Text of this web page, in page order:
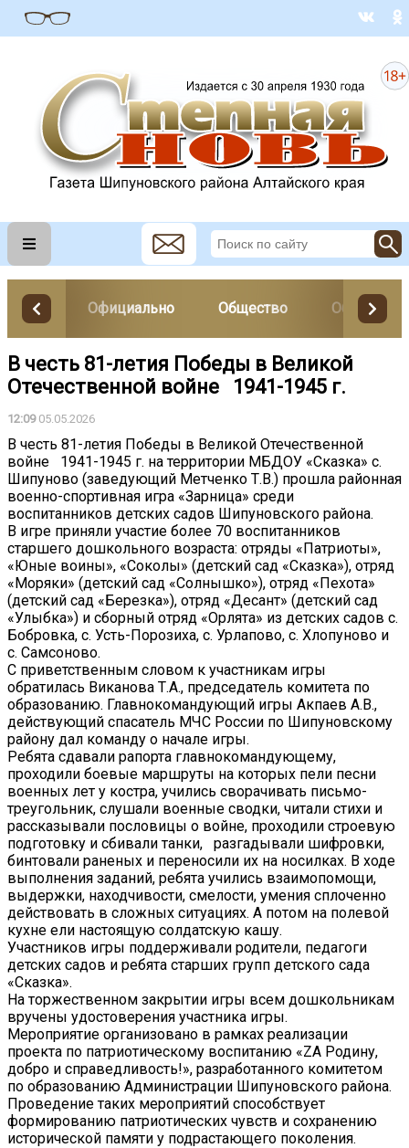
Официально Общество
В честь 81-летия Победы в Великой
Отечественной войне 1941-1945 г.
12:0905.05.2026
В честь 81-летия Победы в Великой Отечественной
войне 1941-1945 г. на территории МБДОУ «Сказка» с.
Шипуново (заведующий Метченко Т.В.) прошла районная
военно-спортивная игра «Зарница» среди
воспитанников детских садов Шипуновского района.
В игре приняли участие более 70 воспитанников
старшего дошкольного возраста: отряды «Патриоты»,
«Юные воины», «Соколы» (детский сад «Сказка»), отряд
«Моряки» (детский сад «Солнышко»), отряд «Пехота»
(детский сад «Березка»), отряд «Десант» (детский сад
«Улыбка») и сборный отряд «Орлята» из детских садов с.
Бобровка, с. Усть-Порозиха, с. Урлапово, с. Хлопуново и
с. Самсоново.
С приветственным словом к участникам игры
обратилась Виканова Т.А., председатель комитета по
образованию. Главнокомандующий игры Акпаев А.В.,
действующий спасатель МЧС России по Шипуновскому
району дал команду о начале игры.
Ребята сдавали рапорта главнокомандующему,
проходили боевые маршруты на которых пели песни
военных лет у костра, учились сворачивать письмо-
треугольник, слушали военные сводки, читали стихи и
рассказывали пословицы о войне, проходили строевую
подготовку и сбивали танки, разгадывали шифровки,
бинтовали раненых и переносили их на носилках. В ходе
выполнения заданий, ребята учились взаимопомощи,
выдержки, находчивости, смелости, умения сплоченно
действовать в сложных ситуациях. А потом на полевой
кухне ели настоящую солдатскую кашу.
Участников игры поддерживали родители, педагоги
детских садов и ребята старших групп детского сада
«Сказка».
На торжественном закрытии игры всем дошкольникам
вручены удостоверения участника игры.
Мероприятие организовано в рамках реализации
проекта по патриотическому воспитанию «ZA Родину,
добро и справедливость!», разработанного комитетом
по образованию Администрации Шипуновского района.
Проведение таких мероприятий способствует
формированию патриотических чувств и сохранению
исторической памяти у подрастающего поколения.